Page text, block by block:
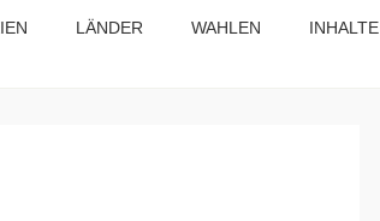
LÄNDER WAHLEN INHALTE